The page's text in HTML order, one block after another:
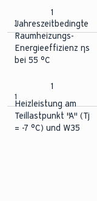
1
1
Jahreszeitbedingte
Raumheizungs-
Energieeffizienz ηs
bei 55 °C
1
1
Heizleistung am
Teillastpunkt ''A'' (Tj
= -7 °C) und W35